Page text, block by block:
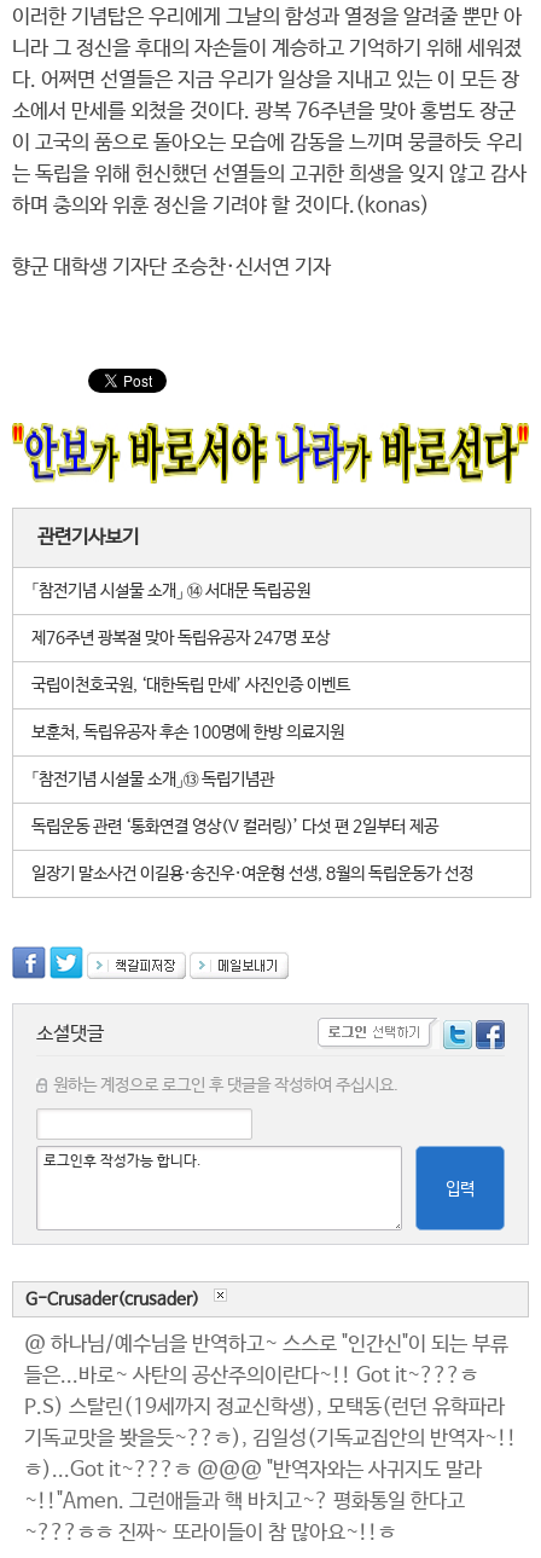
이러한 기념탑은 우리에게 그날의 함성과 열정을 알려줄 뿐만 아
니라 그 정신을 후대의 자손들이 계승하고 기억하기 위해 세워졌
다. 어쩌면 선열들은 지금 우리가 일상을 지내고 있는 이 모든 장
소에서 만세를 외쳤을 것이다. 광복 76주년을 맞아 홍범도 장군
이 고국의 품으로 돌아오는 모습에 감동을 느끼며 뭉클하듯 우리
는 독립을 위해 헌신했던 선열들의 고귀한 희생을 잊지 않고 감사
하며 충의와 위훈 정신을 기려야 할 것이다.(konas)
향군 대학생 기자단 조승찬·신서연 기자
관련기사보기
「참전기념 시설물 소개」 ⑭ 서대문 독립공원
제76주년 광복절 맞아 독립유공자 247명 포상
국립이천호국원, ‘대한독립 만세’ 사진인증 이벤트
보훈처, 독립유공자 후손 100명에 한방 의료지원
「참전기념 시설물 소개」⑬ 독립기념관
독립운동 관련 ‘통화연결 영상(V 컬러링)’ 다섯 편 2일부터 제공
일장기 말소사건 이길용·송진우·여운형 선생, 8월의 독립운동가 선정
소셜댓글
원하는 계정으로 로그인 후 댓글을 작성하여 주십시요.
입력
G-Crusader(crusader)
@ 하나님/예수님을 반역하고~ 스스로 "인간신"이 되는 부류
들은...바로~ 사탄의 공산주의이란다~!! Got it~???ㅎ
P.S) 스탈린(19세까지 정교신학생), 모택동(런던 유학파라
기독교맛을 봣을듯~??ㅎ), 김일성(기독교집안의 반역자~!!
ㅎ)...Got it~???ㅎ @@@ "반역자와는 사귀지도 말라
~!!"Amen. 그런애들과 핵 바치고~? 평화통일 한다고
~???ㅎㅎ 진짜~ 또라이들이 참 많아요~!!ㅎ